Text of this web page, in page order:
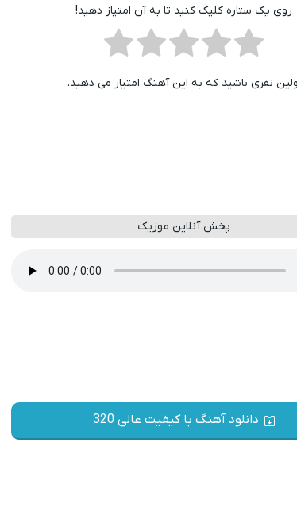
روی یک ستاره کلیک کنید تا به آن امتیاز دهید!
نفری باشید که به این آهنگ امتیاز می دهید.
پخش آنلاین موزیک
دانلود آهنگ با کیفیت عالی 320